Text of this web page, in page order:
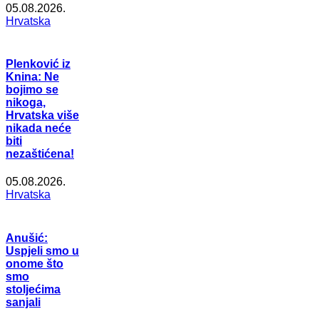
05.08.2026.
Hrvatska
Plenković iz
Knina: Ne
bojimo se
nikoga,
Hrvatska više
nikada neće
biti
nezaštićena!
05.08.2026.
Hrvatska
Anušić:
Uspjeli smo u
onome što
smo
stoljećima
sanjali